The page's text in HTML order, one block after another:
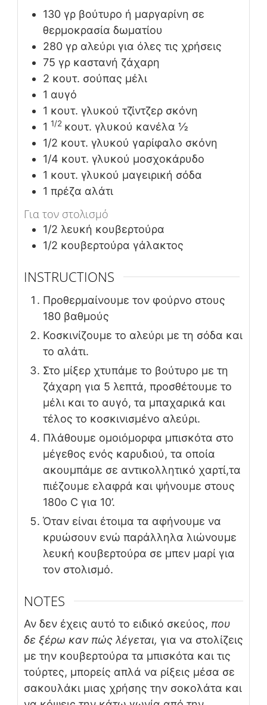
130 γρ βούτυρο ή μαργαρίνη σε
θερμοκρασία δωματίου
280 γρ αλεύρι για όλες τις χρήσεις
75 γρ καστανή ζάχαρη
2 κουτ. σούπας μέλι
1 αυγό
1 κουτ. γλυκού τζίντζερ σκόνη
1 1/2 κουτ. γλυκού κανέλα ½
1/2 κουτ. γλυκού γαρίφαλο σκόνη
1/4 κουτ. γλυκού μοσχοκάρυδο
1 κουτ. γλυκού μαγειρική σόδα
1 πρέζα αλάτι
Για τον στολισμό
1/2 λευκή κουβερτούρα
1/2 κουβερτούρα γάλακτος
INSTRUCTIONS
Προθερμαίνουμε τον φούρνο στους
180 βαθμούς
Κοσκινίζουμε το αλεύρι με τη σόδα και
το αλάτι.
Στο μίξερ χτυπάμε το βούτυρο με τη
ζάχαρη για 5 λεπτά, προσθέτουμε το
μέλι και το αυγό, τα μπαχαρικά και
τέλος το κοσκινισμένο αλεύρι.
Πλάθουμε ομοιόμορφα μπισκότα στο
μέγεθος ενός καρυδιού, τα οποία
ακουμπάμε σε αντικολλητικό χαρτί,τα
πιέζουμε ελαφρά και ψήνουμε στους
180ο C για 10’.
Όταν είναι έτοιμα τα αφήνουμε να
κρυώσουν ενώ παράλληλα λιώνουμε
λευκή κουβερτούρα σε μπεν μαρί για
τον στολισμό.
NOTES
Αν δεν έχεις αυτό το ειδικό σκεύος, που
δε ξέρω καν πώς λέγεται, για να στολίζεις
με την κουβερτούρα τα μπισκότα και τις
τούρτες, μπορείς απλά να ρίξεις μέσα σε
σακουλάκι μιας χρήσης την σοκολάτα και